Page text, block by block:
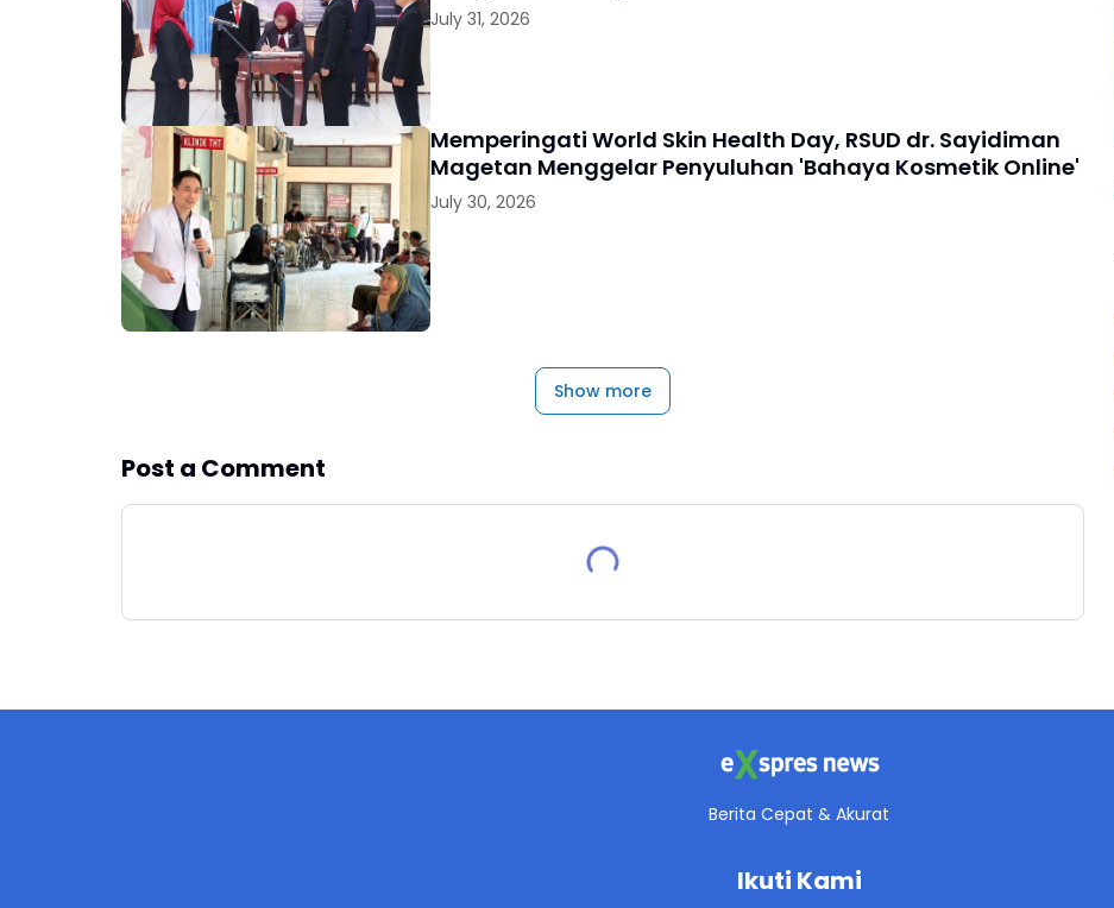
July 31, 2026
Memperingati World Skin Health Day, RSUD dr. Sayidiman
Magetan Menggelar Penyuluhan 'Bahaya Kosmetik Online'
July 30, 2026
Show more
Post a Comment
Berita Cepat & Akurat
Ikuti Kami